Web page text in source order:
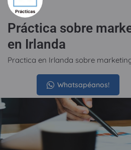
Práctica sobre
en Irlanda
Practica en Irlanda sobre
Whatsapéanos!